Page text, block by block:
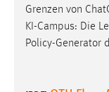
Grenzen von
KI-Campus: Die
Policy-Generator